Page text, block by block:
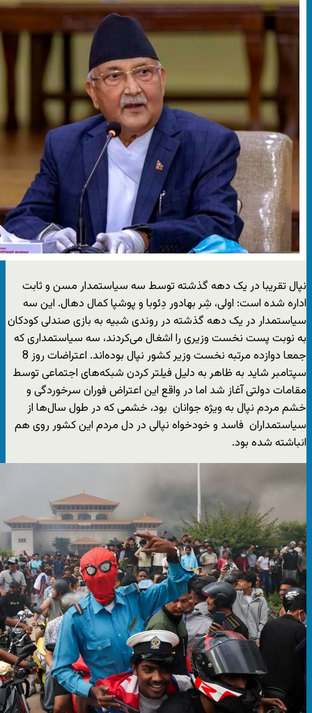
نپال تقریبا در یک دهه گذشته توسط سه سیاستمدار مسن و ثابت
اداره شده است: اولی، شِر بهادور دِئوبا و پوشپا کمال دهال. این سه
سیاستمدار در یک دهه گذشته در روندی شبیه به بازی صندلی کودکان
به نوبت پست نخست وزیری را اشغال می‌کردند، سه سیاستمداری که
جمعا دوازده مرتبه نخست وزیر کشور نپال بوده‌اند. اعتراضات روز 8
سپتامبر شاید به ظاهر به دلیل فیلتر کردن شبکه‌های اجتماعی توسط
مقامات دولتی آغاز شد اما در واقع این اعتراض فوران سرخوردگی و
خشم مردم نپال به ویژه جوانان بود، خشمی که در طول سال‌ها از
سیاستمداران فاسد و خودخواه نپالی در دل مردم این کشور روی هم
انباشته شده بود.